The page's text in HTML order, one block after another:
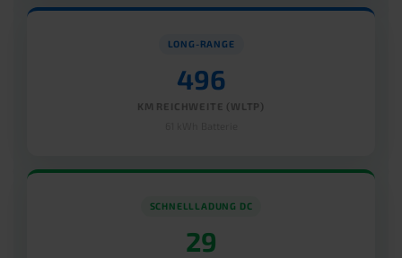
LONG-RANGE
496
KM REICHWEITE (WLTP)
SCHNELLLADUNG DC
29